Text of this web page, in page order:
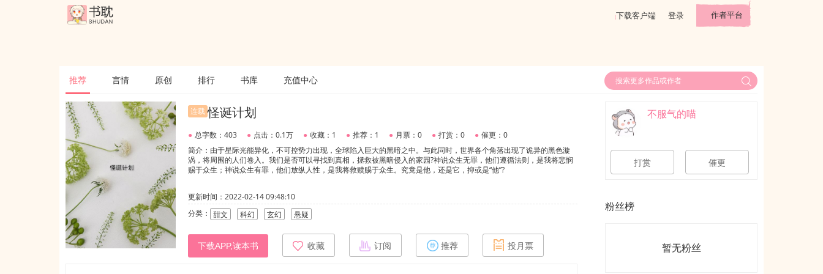
下载客户端 登录 作者平台
推荐 言情 原创 排行 书库 充值中心
连载 怪诞计划
● 总字数：403 ● 点击：0.1万 ● 收藏：1 ● 推荐：1 ● 月票：0 ● 打赏：0 ● 催更：0
简介：由于星际光能异化，不可控势力出现，全球陷入巨大的黑暗之中。与此同时，世界各个角落出现了诡异的黑色漩
涡，将周围的人们卷入。我们是否可以寻找到真相，拯救被黑暗侵入的家园?神说众生无罪，他们遵循法则，是我将悲悯
赐于众生；神说众生有罪，他们放纵人性，是我将救赎赐于众生。究竟是他，还是它，抑或是“他”?
更新时间：2022-02-14 09:48:10
分类： 甜文 科幻 玄幻 悬疑
下载APP,读本书 收藏 订阅 推荐 投月票
不服气的喵
打赏 催更
粉丝榜
暂无粉丝